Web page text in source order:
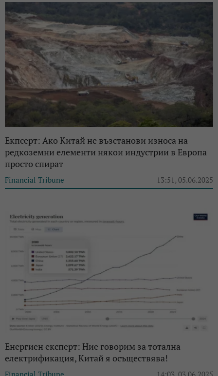
Екпсерт: Ако Китай не възстанови износа на
редкоземни елементи някои индустрии в Европа
просто спират
Financial Tribune 13:51, 05.06.2025
Енергиен експерт: Ние говорим за тотална
електрификация, Китай я осъществява!